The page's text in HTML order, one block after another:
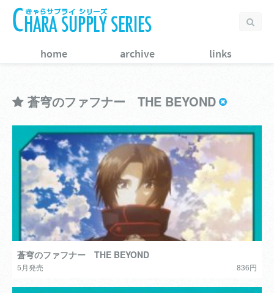
home archive links
蒼穹のファフナー THE BEYOND
蒼穹のファフナー THE BEYOND
5月発売 836円